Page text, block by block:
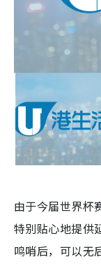
由于今届世界杯
特别贴心地提供
鸣哨后，可以无